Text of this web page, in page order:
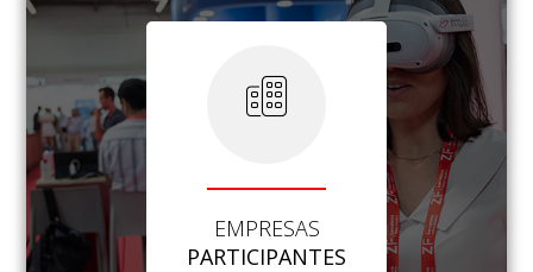
EMPRESAS
PARTICIPANTES